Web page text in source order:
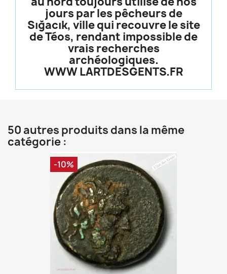
jours par les pêcheurs de
Sığacık, ville qui recouvre le site
de Téos, rendant impossible de
vrais recherches
archéologiques.
WWW LARTDESGENTS.FR
50 autres produits dans la même
catégorie :
-10%